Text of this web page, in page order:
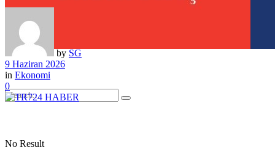
No Result
by SG
9 Haziran 2026
in Ekonomi
0